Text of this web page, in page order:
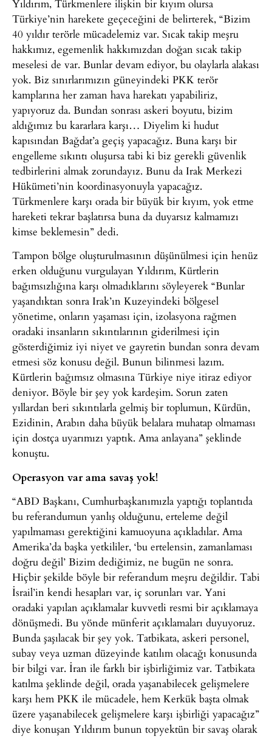
Yıldırım, Türkmenlere ilişkin bir kıyım olursa
Türkiye’nin harekete geçeceğini de belirterek, “Bizim
40 yıldır terörle mücadelemiz var. Sıcak takip meşru
hakkımız, egemenlik hakkımızdan doğan sıcak takip
meselesi de var. Bunlar devam ediyor, bu olaylarla alakası
yok. Biz sınırlarımızın güneyindeki PKK terör
kamplarına her zaman hava harekatı yapabiliriz,
yapıyoruz da. Bundan sonrası askeri boyutu, bizim
aldığımız bu kararlara karşı… Diyelim ki hudut
kapısından Bağdat’a geçiş yapacağız. Buna karşı bir
engelleme sıkıntı oluşursa tabi ki biz gerekli güvenlik
tedbirlerini almak zorundayız. Bunu da Irak Merkezi
Hükümeti’nin koordinasyonuyla yapacağız.
Türkmenlere karşı orada bir büyük bir kıyım, yok etme
hareketi tekrar başlatırsa buna da duyarsız kalmamızı
kimse beklemesin” dedi.
Tampon bölge oluşturulmasının düşünülmesi için henüz
erken olduğunu vurgulayan Yıldırım, Kürtlerin
bağımsızlığına karşı olmadıklarını söyleyerek “Bunlar
yaşandıktan sonra Irak’ın Kuzeyindeki bölgesel
yönetime, onların yaşaması için, izolasyona rağmen
oradaki insanların sıkıntılarının giderilmesi için
gösterdiğimiz iyi niyet ve gayretin bundan sonra devam
etmesi söz konusu değil. Bunun bilinmesi lazım.
Kürtlerin bağımsız olmasına Türkiye niye itiraz ediyor
deniyor. Böyle bir şey yok kardeşim. Sorun zaten
yıllardan beri sıkıntılarla gelmiş bir toplumun, Kürdün,
Ezidinin, Arabın daha büyük belalara muhatap olmaması
için dostça uyarımızı yaptık. Ama anlayana” şeklinde
konuştu.
Operasyon var ama savaş yok!
“ABD Başkanı, Cumhurbaşkanımızla yaptığı toplantıda
bu referandumun yanlış olduğunu, erteleme değil
yapılmaması gerektiğini kamuoyuna açıkladılar. Ama
Amerika’da başka yetkililer, ‘bu ertelensin, zamanlaması
doğru değil’ Bizim dediğimiz, ne bugün ne sonra.
Hiçbir şekilde böyle bir referandum meşru değildir. Tabi
İsrail’in kendi hesapları var, iç sorunları var. Yani
oradaki yapılan açıklamalar kuvvetli resmi bir açıklamaya
dönüşmedi. Bu yönde münferit açıklamaları duyuyoruz.
Bunda şaşılacak bir şey yok. Tatbikata, askeri personel,
subay veya uzman düzeyinde katılım olacağı konusunda
bir bilgi var. İran ile farklı bir işbirliğimiz var. Tatbikata
katılma şeklinde değil, orada yaşanabilecek gelişmelere
karşı hem PKK ile mücadele, hem Kerkük başta olmak
üzere yaşanabilecek gelişmelere karşı işbirliği yapacağız”
diye konuşan Yıldırım bunun topyektün bir savaş olarak